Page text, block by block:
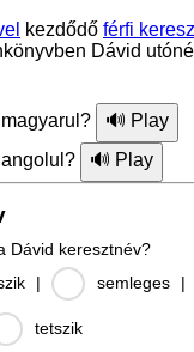
kezdődő férfi
Dávid
Dávid keresztnév?
| semleges |
tetszik